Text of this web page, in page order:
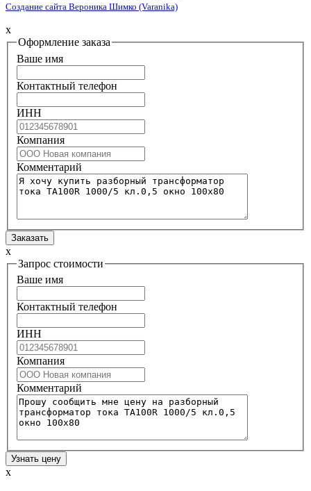
Создание сайта Вероника Шимко (Varanika)
x
Оформление заказа
Ваше имя
Контактный телефон
ИНН
Компания
Комментарий
x
Запрос стоимости
Ваше имя
Контактный телефон
ИНН
Компания
Комментарий
x